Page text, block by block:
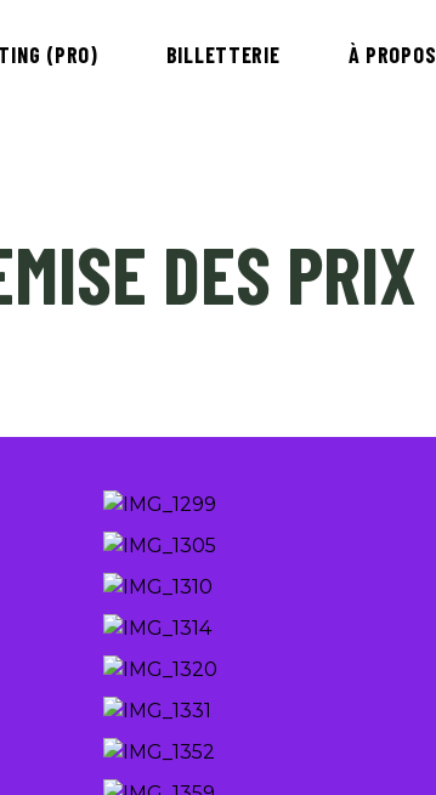
(PRO) BILLETTERIE À PROPOS
DES PRIX